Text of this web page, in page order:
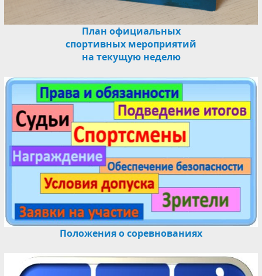
План официальных
спортивных мероприятий
на текущую неделю
Положения о соревнованиях